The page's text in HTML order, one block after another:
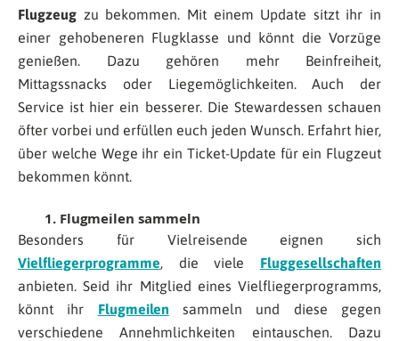
Flugzeug zu bekommen. Mit einem Update sitzt ihr in
einer gehobeneren Flugklasse und könnt die Vorzüge
genießen. Dazu gehören mehr Beinfreiheit,
Mittagssnacks oder Liegemöglichkeiten. Auch der
Service ist hier ein besserer. Die Stewardessen schauen
öfter vorbei und erfüllen euch jeden Wunsch. Erfahrt hier,
über welche Wege ihr ein Ticket-Update für ein Flugzeut
bekommen könnt.
1. Flugmeilen sammeln
Besonders für Vielreisende eignen sich
Vielfliegerprogramme , die viele Fluggesellschaften
anbieten. Seid ihr Mitglied eines Vielfliegerprogramms,
könnt ihr Flugmeilen sammeln und diese gegen
verschiedene Annehmlichkeiten eintauschen. Dazu